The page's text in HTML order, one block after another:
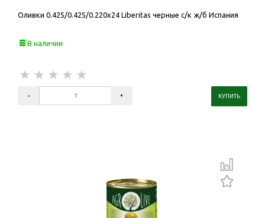
Оливки 0.425/0.425/0.220х24 Liberitas черные с/к ж/б Испания
В наличии